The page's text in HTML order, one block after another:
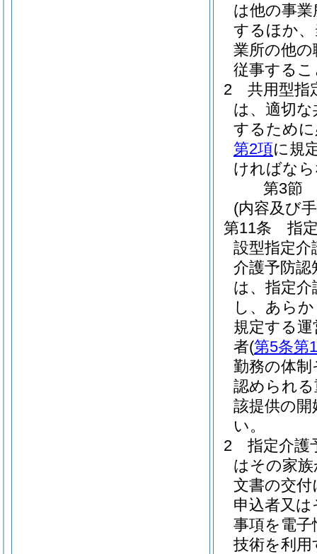
は他の事
するほか、
業所の他
従事する
2
共用型指
は、適切
するため
第2項に規
ければな
第3節
(内容及び
第11条
指
設型指定介
介護予防認
は、指定
し、あら
規定する
者(第5条第
勤務の体
認められ
該提供の
い。
2
指定介護
はその家
文書の交
申込者又
事項を電
技術を利